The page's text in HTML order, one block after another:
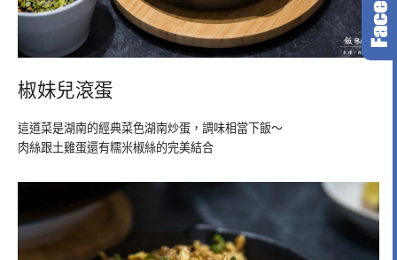
椒妹兒滾蛋
這道菜是湖南的經典菜色湖南炒蛋，調味相當下飯～
肉絲跟土雞蛋還有糯米椒絲的完美結合